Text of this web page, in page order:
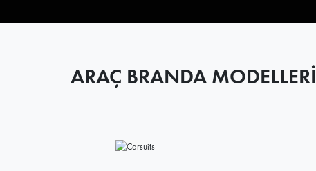
ARAÇ BRANDA MODELLERİ